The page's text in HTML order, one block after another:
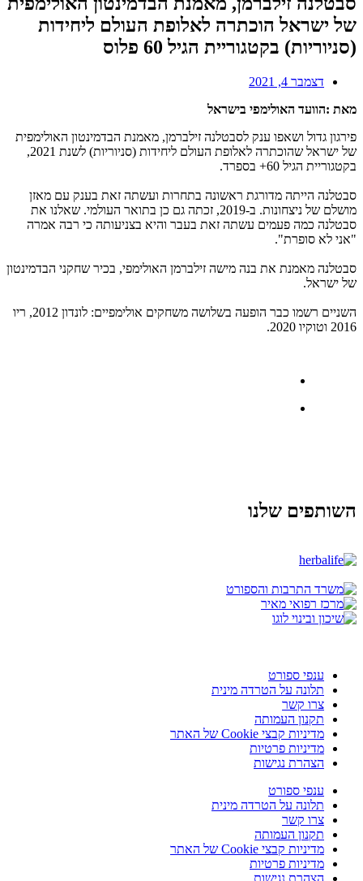
של ישראל הוכתרה לאלופת העולם ליחידות
(סניוריות) בקטגוריית הגיל 60 פלוס
דצמבר 4, 2021
מאת :הוועד האולימפי בישראל
פירגון גדול ושאפו ענק לסבטלנה זילברמן, מאמנת הבדמינטון האולימפית
של ישראל שהוכתרה לאלופת העולם ליחידות (סניוריות) לשנת 2021,
בקטגוריית הגיל 60+ בספרד.
סבטלנה הייתה מדורגת ראשונה בתחרות ועשתה זאת בענק עם מאזן
מושלם של ניצחונות. ב-2019, זכתה גם כן בתואר העולמי. שאלנו את
סבטלנה כמה פעמים עשתה זאת בעבר והיא בצניעותה כי רבה אמרה
"אני לא סופרת".
סבטלנה מאמנת את בנה מישה זילברמן האולימפי, בכיר שחקני הבדמינטון
של ישראל.
השניים רשמו כבר הופעה בשלושה משחקים אולימפיים: לונדון 2012, ריו
2016 וטוקיו 2020.
השותפים שלנו
ענפי ספורט
תלונה על הטרדה מינית
צרו קשר
תקנון העמותה
מדיניות קבצי Cookie של האתר
מדיניות פרטיות
הצהרת נגישות
ענפי ספורט
תלונה על הטרדה מינית
צרו קשר
תקנון העמותה
מדיניות קבצי Cookie של האתר
מדיניות פרטיות
הצהרת נגישות